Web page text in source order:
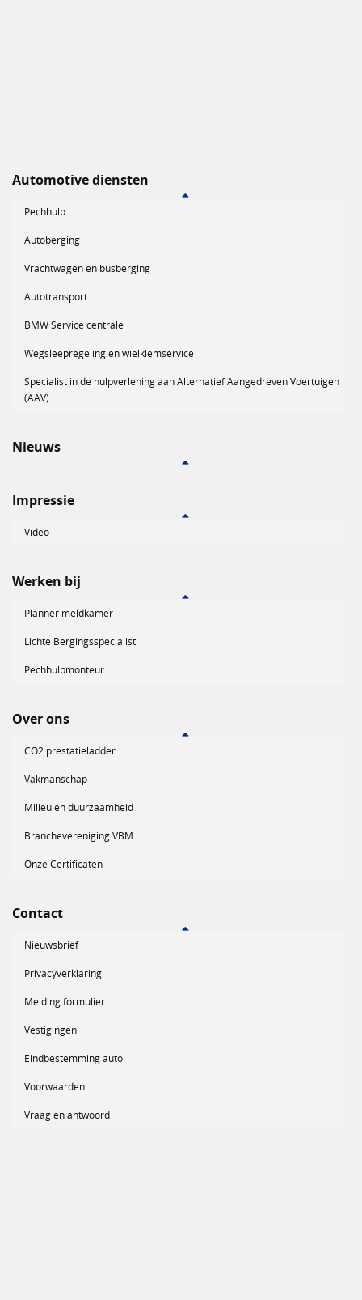
Automotive diensten
Pechhulp
Autoberging
Vrachtwagen en busberging
Autotransport
BMW Service centrale
Wegsleepregeling en wielklemservice
Specialist in de hulpverlening aan Alternatief Aangedreven Voertuigen
(AAV)
Nieuws
Impressie
Video
Werken bij
Planner meldkamer
Lichte Bergingsspecialist
Pechhulpmonteur
Over ons
CO2 prestatieladder
Vakmanschap
Milieu en duurzaamheid
Branchevereniging VBM
Onze Certificaten
Contact
Nieuwsbrief
Privacyverklaring
Melding formulier
Vestigingen
Eindbestemming auto
Voorwaarden
Vraag en antwoord